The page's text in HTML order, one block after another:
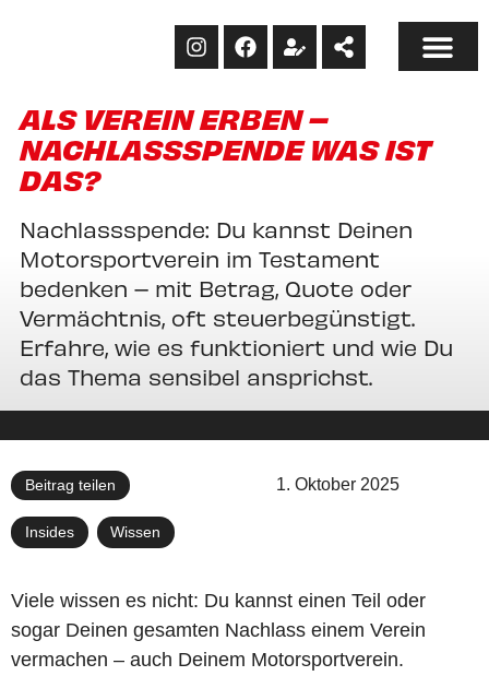
ALS VEREIN ERBEN –
NACHLASSSPENDE WAS IST
DAS?
Nachlassspende: Du kannst Deinen
Motorsportverein im Testament
bedenken – mit Betrag, Quote oder
Vermächtnis, oft steuerbegünstigt.
Erfahre, wie es funktioniert und wie Du
das Thema sensibel ansprichst.
Insides , Wissen
1. Oktober 2025
Beitrag teilen
Viele wissen es nicht: Du kannst einen Teil oder
sogar Deinen gesamten Nachlass einem Verein
vermachen – auch Deinem Motorsportverein.